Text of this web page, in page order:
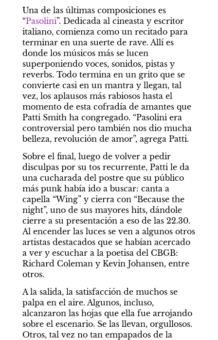
Una de las últimas composiciones es
“Pasolini”. Dedicada al cineasta y escritor
italiano, comienza como un recitado para
terminar en una suerte de rave. Allí es
donde los músicos más se lucen
superponiendo voces, sonidos, pistas y
reverbs. Todo termina en un grito que se
convierte casi en un mantra y llegan, tal
vez, los aplausos más rabiosos hasta el
momento de esta cofradía de amantes que
Patti Smith ha congregado. “Pasolini era
controversial pero también nos dio mucha
belleza, revolución de amor”, agrega Patti.
Sobre el final, luego de volver a pedir
disculpas por su tos recurrente, Patti le da
una cucharada del postre que su público
más punk había ido a buscar: canta a
capella “Wing” y cierra con “Because the
night”, uno de sus mayores hits, dándole
cierre a su presentación a eso de las 22.30.
Al encender las luces se ven a algunos otros
artistas destacados que se habían acercado
a ver y escuchar a la poetisa del CBGB:
Richard Coleman y Kevin Johansen, entre
otros.
A la salida, la satisfacción de muchos se
palpa en el aire. Algunos, incluso,
alcanzaron las hojas que ella fue arrojando
sobre el escenario. Se las llevan, orgullosos.
Otros, tal vez no tan empapados de la